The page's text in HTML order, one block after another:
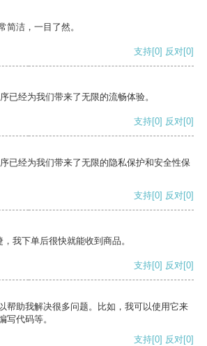
简洁，一目了然。
支持[0] 反对[0]
已经为我们带来了无限的流畅体验。
支持[0] 反对[0]
已经为我们带来了无限的隐私保护和安全性保
支持[0] 反对[0]
我下单后很快就能收到商品。
支持[0] 反对[0]
帮助我解决很多问题。比如，我可以使用它来
写代码等。
支持[0] 反对[0]